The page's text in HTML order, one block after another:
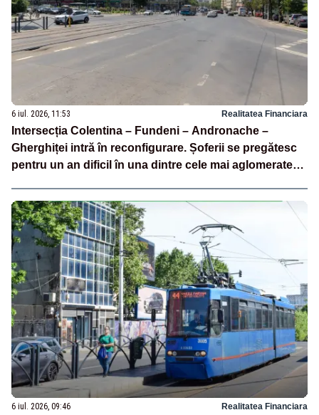
6 iul. 2026, 11:53 Realitatea Financiara
Intersecția Colentina – Fundeni – Andronache –
Gherghiței intră în reconfigurare. Șoferii se pregătesc
pentru un an dificil în una dintre cele mai aglomerate
6 iul. 2026, 09:46 Realitatea Financiara